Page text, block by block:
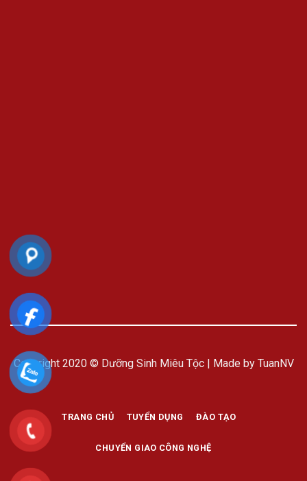
Copyright 2020 © Dưỡng Sinh Miêu Tộc | Made by TuanNV
TRANG CHỦ TUYỂN DỤNG ĐÀO TẠO
CHUYỂN GIAO CÔNG NGHỆ